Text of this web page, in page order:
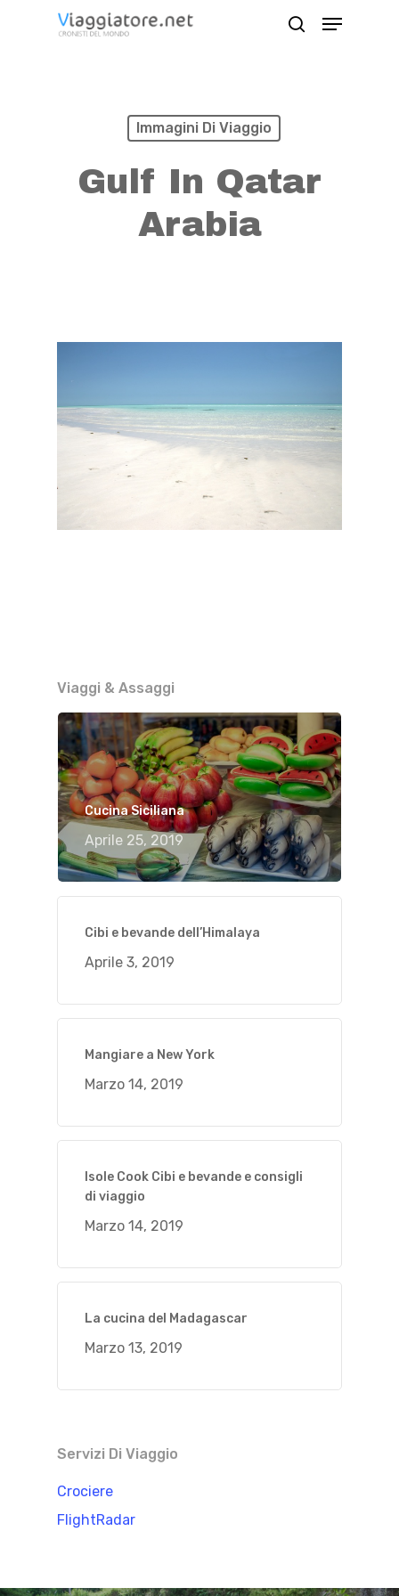
Menu
Immagini Di Viaggio
Gulf In Qatar
Arabia
Viaggi & Assaggi
Cucina Siciliana
Aprile 25, 2019
Cibi e bevande dell’Himalaya
Aprile 3, 2019
Mangiare a New York
Marzo 14, 2019
Isole Cook Cibi e bevande e consigli
di viaggio
Marzo 14, 2019
La cucina del Madagascar
Marzo 13, 2019
Servizi Di Viaggio
Crociere
FlightRadar